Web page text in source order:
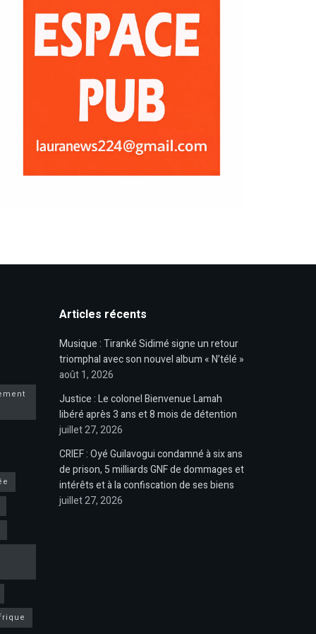
Articles récents
Musique : Tiranké Sidimé signe un retour
triomphal avec son nouvel album « N’télé »
août 1, 2026
Justice : Le colonel Bienvenue Lamah
libéré après 3 ans et 8 mois de détention
juillet 27, 2026
CRIEF : Oyé Guilavogui condamné à six ans
de prison, 5 milliards GNF de dommages et
intérêts et à la confiscation de ses biens
juillet 27, 2026